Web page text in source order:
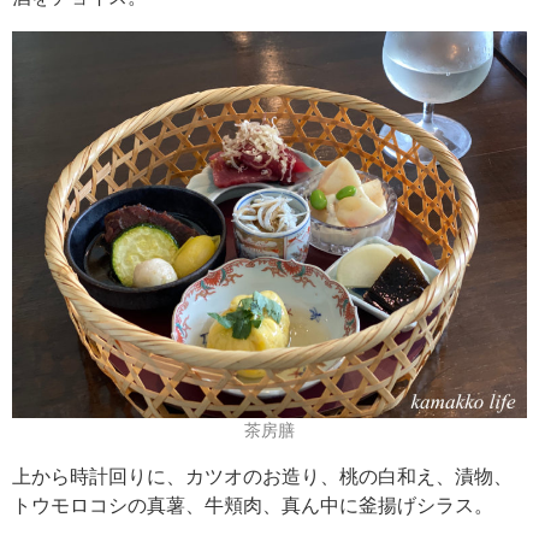
茶房膳
上から時計回りに、カツオのお造り、桃の白和え、漬物、
トウモロコシの真薯、牛頬肉、真ん中に釜揚げシラス。